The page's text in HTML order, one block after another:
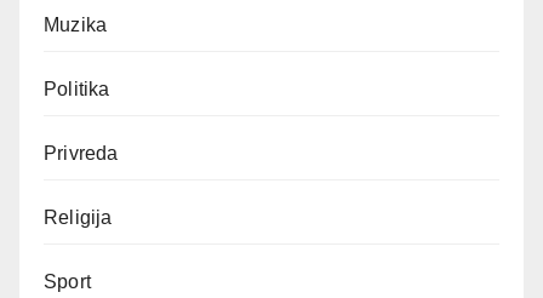
Muzika
Politika
Privreda
Religija
Sport